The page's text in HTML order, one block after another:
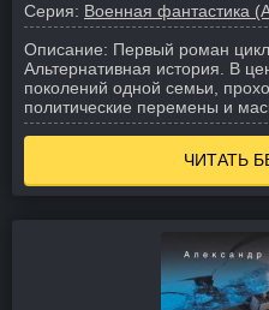
Серия: Военная фантастика
Описание: Первый роман
Альтернативная история. В
поколений одной семьи,
политические перемены и
ЧИТАТЬ